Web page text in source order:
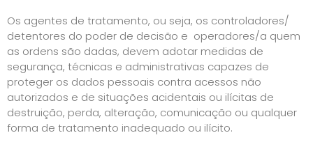
Os agentes de tratamento, ou seja, os controladores/
detentores do poder de decisão e operadores/a quem
as ordens são dadas, devem adotar medidas de
segurança, técnicas e administrativas capazes de
proteger os dados pessoais contra acessos não
autorizados e de situações acidentais ou ilícitas de
destruição, perda, alteração, comunicação ou qualquer
forma de tratamento inadequado ou ilícito.